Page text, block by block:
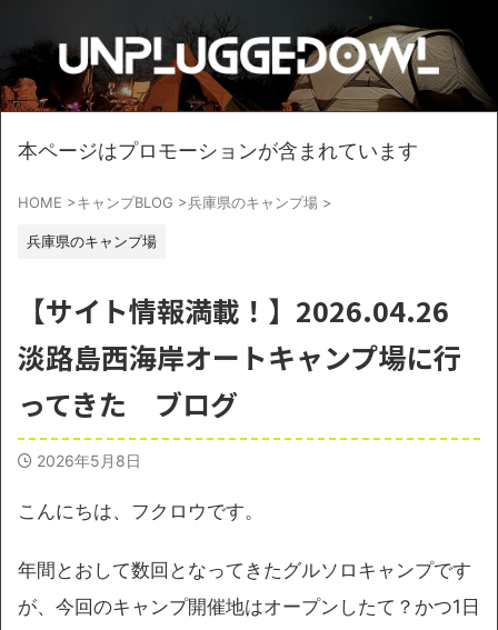
本ページはプロモーションが含まれています
HOME >キャンプBLOG >兵庫県のキャンプ場 >
兵庫県のキャンプ場
【サイト情報満載！】2026.04.26
淡路島西海岸オートキャンプ場に行
ってきた ブログ
2026年5月8日
こんにちは、フクロウです。
年間とおして数回となってきたグルソロキャンプです
が、今回のキャンプ開催地はオープンしたて？かつ1日